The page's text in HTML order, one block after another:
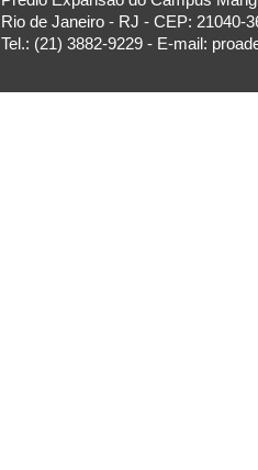
Rio de Janeiro - RJ - CEP: 21040-
Tel.: (21) 3882-9229 - E-mail: